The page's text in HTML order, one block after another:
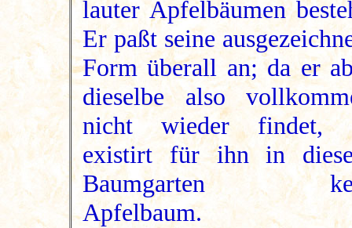
lauter Apfelbäumen
Er paßt seine
Form überall an; da er
dieselbe also
nicht wieder findet,
existirt für ihn in
Baumgarten
Apfelbaum.